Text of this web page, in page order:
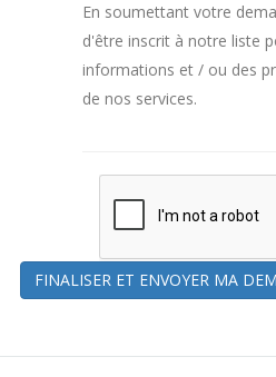
En soumettant votre
d'être inscrit à notre liste
informations et / ou des
de nos services.
FINALISER ET ENVOYER MA